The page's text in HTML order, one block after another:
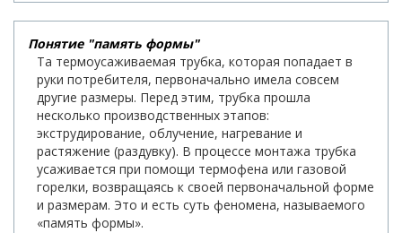
Понятие "память формы"
Та термоусаживаемая трубка, которая попадает в
руки потребителя, первоначально имела совсем
другие размеры. Перед этим, трубка прошла
несколько производственных этапов:
экструдирование, облучение, нагревание и
растяжение (раздувку). В процессе монтажа трубка
усаживается при помощи термофена или газовой
горелки, возвращаясь к своей первоначальной форме
и размерам. Это и есть суть феномена, называемого
«память формы».